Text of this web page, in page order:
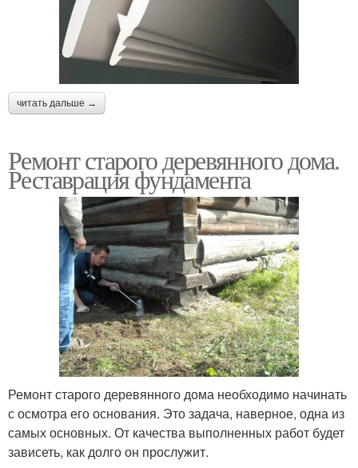
читать дальше →
Ремонт старого деревянного дома.
Реставрация фундамента
Ремонт старого деревянного дома необходимо начинать
с осмотра его основания. Это задача, наверное, одна из
самых основных. От качества выполненных работ будет
зависеть, как долго он прослужит.